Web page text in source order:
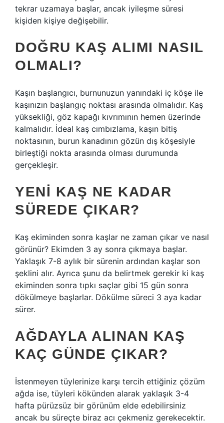
tekrar uzamaya başlar, ancak iyileşme süresi
kişiden kişiye değişebilir.
DOĞRU KAŞ ALIMI NASIL
OLMALI?
Kaşın başlangıcı, burnunuzun yanındaki iç köşe ile
kaşınızın başlangıç ​​noktası arasında olmalıdır. Kaş
yüksekliği, göz kapağı kıvrımının hemen üzerinde
kalmalıdır. İdeal kaş cımbızlama, kaşın bitiş
noktasının, burun kanadının gözün dış köşesiyle
birleştiği nokta arasında olması durumunda
gerçekleşir.
YENI KAŞ NE KADAR
SÜREDE ÇIKAR?
Kaş ekiminden sonra kaşlar ne zaman çıkar ve nasıl
görünür? Ekimden 3 ay sonra çıkmaya başlar.
Yaklaşık 7-8 aylık bir sürenin ardından kaşlar son
şeklini alır. Ayrıca şunu da belirtmek gerekir ki kaş
ekiminden sonra tıpkı saçlar gibi 15 gün sonra
dökülmeye başlarlar. Dökülme süreci 3 aya kadar
sürer.
AĞDAYLA ALINAN KAŞ
KAÇ GÜNDE ÇIKAR?
İstenmeyen tüylerinize karşı tercih ettiğiniz çözüm
ağda ise, tüyleri kökünden alarak yaklaşık 3-4
hafta pürüzsüz bir görünüm elde edebilirsiniz
ancak bu süreçte biraz acı çekmeniz gerekecektir.